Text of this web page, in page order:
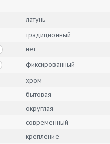
латунь
традиционный
нет
фиксированный
хром
бытовая
округлая
современный
крепление